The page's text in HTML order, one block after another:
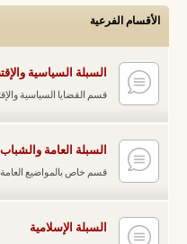
الأقسام الفرعية
السبلة السياسية
قسم القضايا السياسية
السبلة العامة والشباب
قسم خاص بالمواضيع
السبلة الإسلامية